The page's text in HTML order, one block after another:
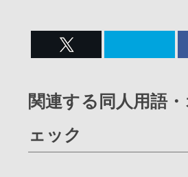
関連する同人用語
ェック